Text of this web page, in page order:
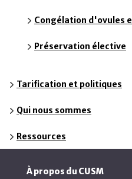
Congélation d'ovules
Préservation élective
Tarification et politiques
Qui nous sommes
Ressources
À propos du CUSM